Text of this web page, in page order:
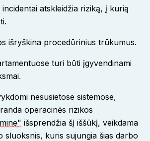
atskleidžia riziką, į kurią
išryškina procedūrinius trūkumus.
turi būti įgyvendinami
.
nesusietose sistemose,
operacinės rizikos
išsprendžia šį iššūkį, veikdama
sluoksnis, kuris sujungia šias darbo